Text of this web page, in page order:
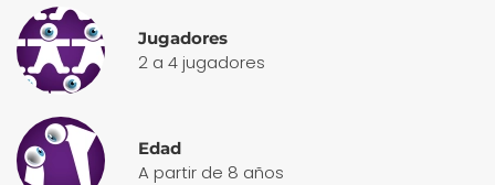
Jugadores
2 a 4 jugadores
Edad
A partir de 8 años